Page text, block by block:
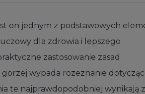
on jednym z podstawowych
dla zdrowia i lepszego
zastosowanie zasad
wypada rozeznanie
te najprawdopodobniej wynikają z